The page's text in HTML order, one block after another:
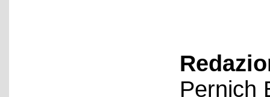
Pernich